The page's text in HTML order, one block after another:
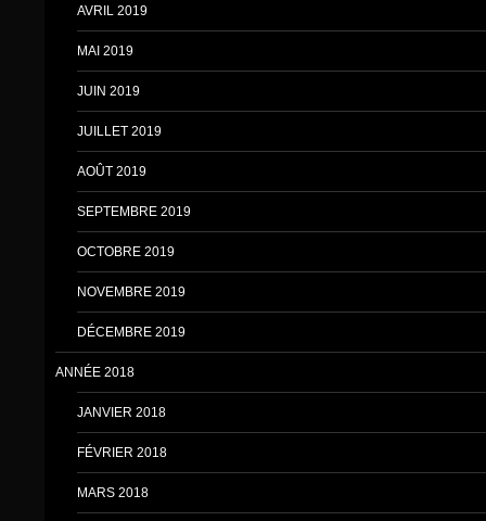
AVRIL 2019
MAI 2019
JUIN 2019
JUILLET 2019
AOÛT 2019
SEPTEMBRE 2019
OCTOBRE 2019
NOVEMBRE 2019
DÉCEMBRE 2019
ANNÉE 2018
JANVIER 2018
FÉVRIER 2018
MARS 2018